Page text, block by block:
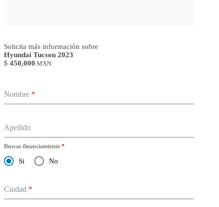
Solicita más información sobre
Hyundai Tucson 2023
$ 450,000 MXN
Nombre *
Apellido
Buscas financiamiento *
Si No
Ciudad *